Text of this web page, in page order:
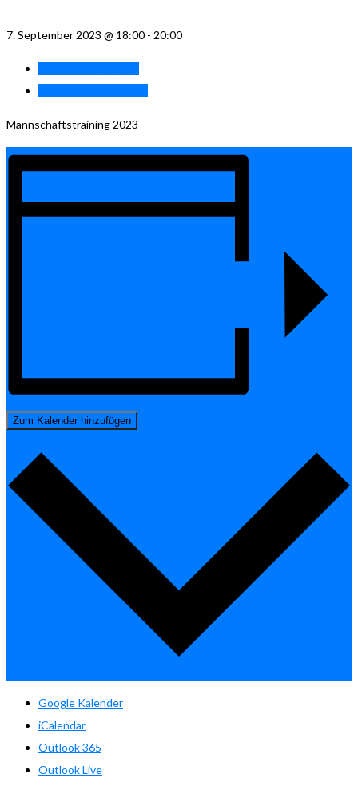
7. September 2023 @ 18:00 - 20:00
Mannschaftstraining 2023
Zum Kalender hinzufügen
Google Kalender
iCalendar
Outlook 365
Outlook Live